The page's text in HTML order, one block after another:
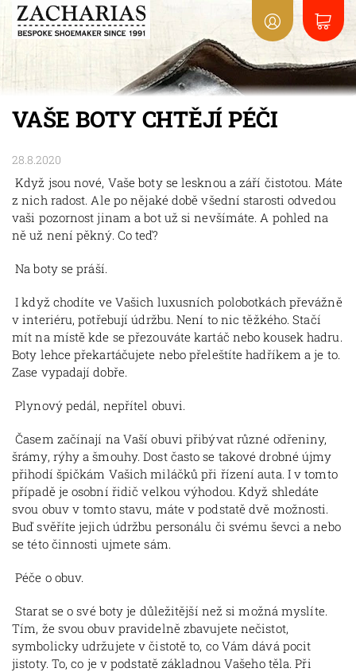
VAŠE BOTY CHTĚJÍ PÉČI
28.8.2020
Když jsou nové, Vaše boty se lesknou a září čistotou. Máte
z nich radost. Ale po nějaké době všední starosti odvedou
vaši pozornost jinam a bot už si nevšímáte. A pohled na
ně už není pěkný. Co teď?
Na boty se práší.
I když chodíte ve Vašich luxusních polobotkách převážně
v interiéru, potřebují údržbu. Není to nic těžkého. Stačí
mít na místě kde se přezouváte kartáč nebo kousek hadru.
Boty lehce překartáčujete nebo přeleštíte hadříkem a je to.
Zase vypadají dobře.
Plynový pedál, nepřítel obuvi.
Časem začínají na Vaší obuvi přibývat různé odřeniny,
šrámy, rýhy a šmouhy. Dost často se takové drobné újmy
přihodí špičkám Vašich miláčků při řízení auta. I v tomto
případě je osobní řidič velkou výhodou. Když shledáte
svou obuv v tomto stavu, máte v podstatě dvě možnosti.
Buď svěříte jejich údržbu personálu či svému ševci a nebo
se této činnosti ujmete sám.
Péče o obuv.
Starat se o své boty je důležitější než si možná myslíte.
Tím, že svou obuv pravidelně zbavujete nečistot,
symbolicky udržujete v čistotě to, co Vám dává pocit
jistoty. To, co je v podstatě základnou Vašeho těla. Při